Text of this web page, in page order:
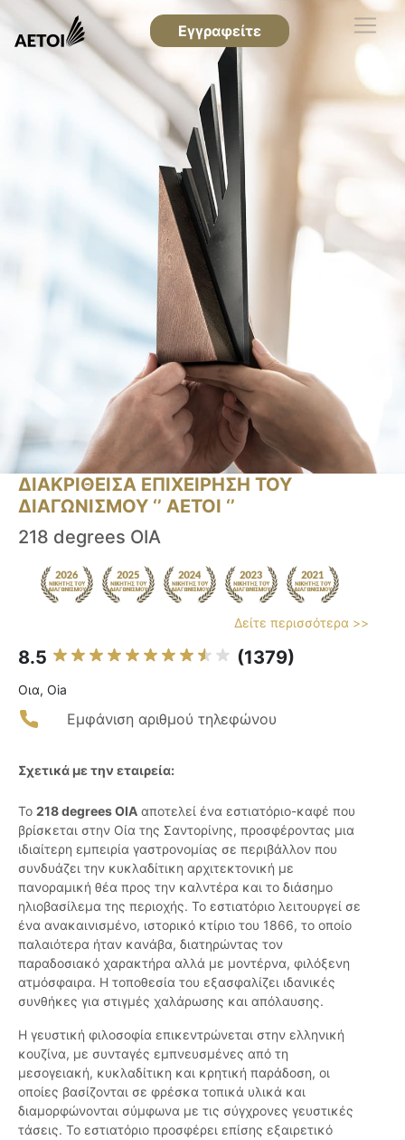
Εγγραφείτε
ΔΙΑΚΡΙΘΕΙΣΑ ΕΠΙΧΕΙΡΗΣΗ ΤΟΥ
ΔΙΑΓΩΝΙΣΜΟΥ ‘’ ΑΕΤΟΙ ‘’
218 degrees OIA
Δείτε περισσότερα >>
8.5 (1379)
Οια, Oia
Εμφάνιση αριθμού τηλεφώνου
Σχετικά με την εταιρεία:
Το 218 degrees OIA αποτελεί ένα εστιατόριο-καφέ που
βρίσκεται στην Οία της Σαντορίνης, προσφέροντας μια
ιδιαίτερη εμπειρία γαστρονομίας σε περιβάλλον που
συνδυάζει την κυκλαδίτικη αρχιτεκτονική με
πανοραμική θέα προς την καλντέρα και το διάσημο
ηλιοβασίλεμα της περιοχής. Το εστιατόριο λειτουργεί σε
ένα ανακαινισμένο, ιστορικό κτίριο του 1866, το οποίο
παλαιότερα ήταν κανάβα, διατηρώντας τον
παραδοσιακό χαρακτήρα αλλά με μοντέρνα, φιλόξενη
ατμόσφαιρα. Η τοποθεσία του εξασφαλίζει ιδανικές
συνθήκες για στιγμές χαλάρωσης και απόλαυσης.
Η γευστική φιλοσοφία επικεντρώνεται στην ελληνική
κουζίνα, με συνταγές εμπνευσμένες από τη
μεσογειακή, κυκλαδίτικη και κρητική παράδοση, οι
οποίες βασίζονται σε φρέσκα τοπικά υλικά και
διαμορφώνονται σύμφωνα με τις σύγχρονες γευστικές
τάσεις. Το εστιατόριο προσφέρει επίσης εξαιρετικό